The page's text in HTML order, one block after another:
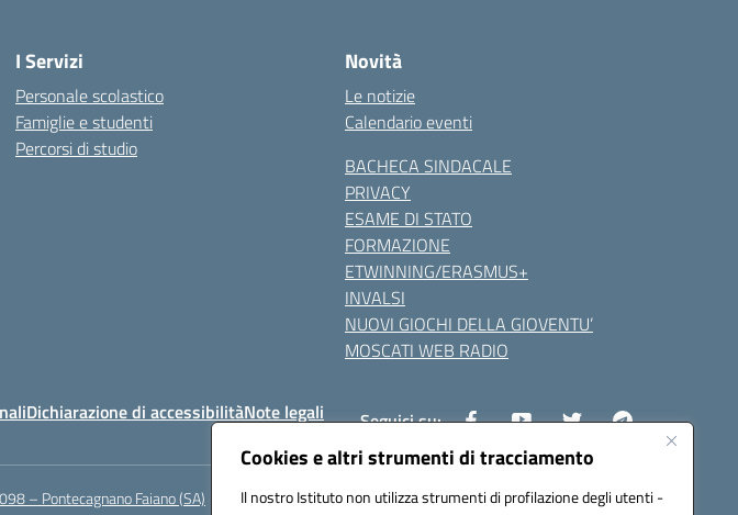
Cookies e altri strumenti di tracciamento
Il nostro Istituto non utilizza strumenti di profilazione degli utenti -
I Servizi
Personale scolastico
Famiglie e studenti
Percorsi di studio
Novità
Le notizie
Calendario eventi
BACHECA SINDACALE
PRIVACY
ESAME DI STATO
FORMAZIONE
ETWINNING/ERASMUS+
INVALSI
NUOVI GIOCHI DELLA GIOVENTU’
MOSCATI WEB RADIO
Dichiarazione di accessibilitàNote legali Seguici su:
– Pontecagnano Faiano (SA)